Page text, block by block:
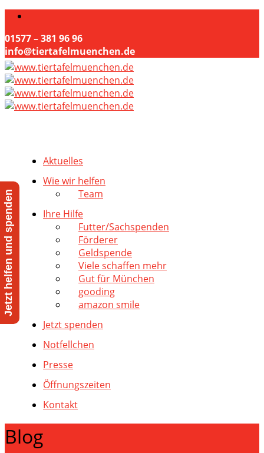
01577 – 381 96 96
info@tiertafelmuenchen.de
Aktuelles
Wie wir helfen
Team
Ihre Hilfe
Futter/Sachspenden
Förderer
Geldspende
Viele schaffen mehr
Gut für München
gooding
amazon smile
Jetzt spenden
Notfellchen
Presse
Öffnungszeiten
Kontakt
Blog
Jetzt helfen und spenden